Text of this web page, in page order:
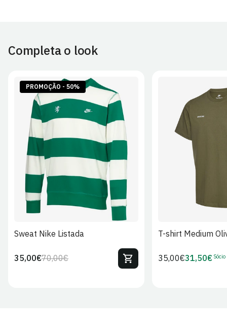
Artigos personalizados não podem ser devolvidos.
de EnvioeDevoluções
Completa o look
PROMOÇÃO - 50%
S XL 2XL
Sweat Nike Listada
Preço
70,00€Preço
35,00€
T-shirt Medium
Preço
35,00€Preço
31,50€ Sócio